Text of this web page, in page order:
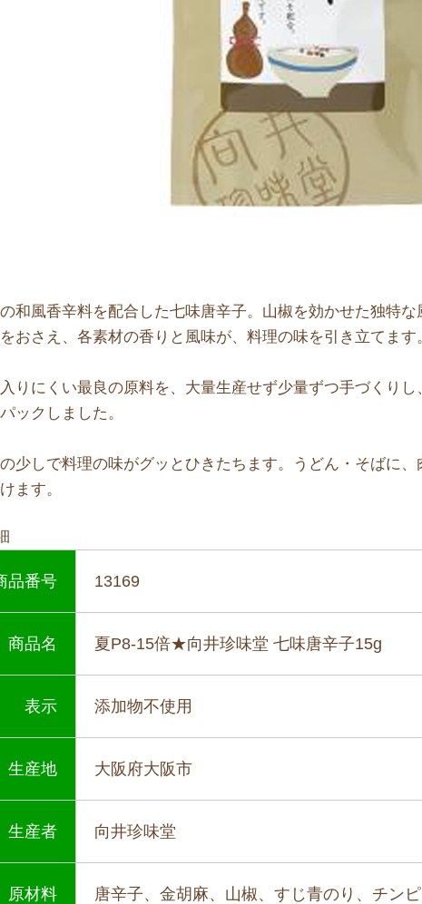
和風香辛料を配合した七味唐辛子。山椒を効かせた独特な
おさえ、各素材の香りと風味が、料理の味を引き立てます
りにくい最良の原料を、大量生産せず少量ずつ手づくりし
ックしました。
少しで料理の味がグッとひきたちます。うどん・そばに
ます。
品番号 13169
商品名 夏P8-15倍★向井珍味堂 七味唐辛子15g
表示 添加物不使用
生産地 大阪府大阪市
生産者 向井珍味堂
原材料 唐辛子、金胡麻、山椒、すじ青のり、チン